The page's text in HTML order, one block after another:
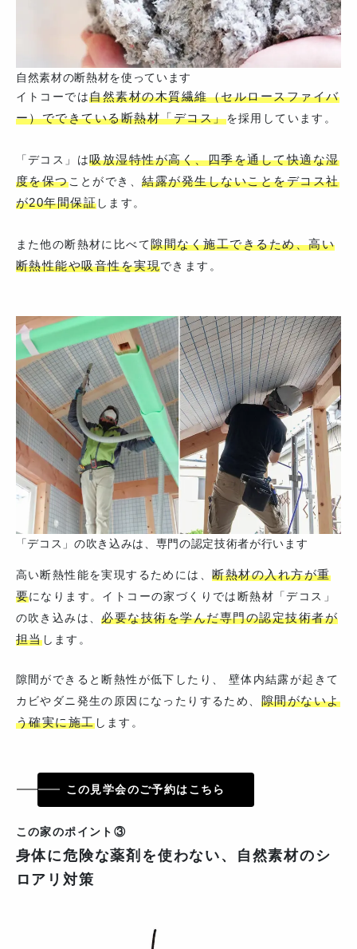
自然素材の断熱材を使っています
イトコーでは自然素材の木質繊維（セルロースファイバ
ー）でできている断熱材「デコス」を採用しています。
「デコス」は吸放湿特性が高く、四季を通して快適な湿
度を保つことができ、 結露が発生しないことをデコス社
が20年間保証します。
また他の断熱材に比べて隙間なく施工できるため、高い
断熱性能や吸音性を実現できます。
「デコス」の吹き込みは、専門の認定技術者が行います
高い断熱性能を実現するためには、 断熱材の入れ方が重
要になります。イトコーの家づくりでは断熱材「デコス」
の吹き込みは、必要な技術を学んだ専門の認定技術者が
担当します。
隙間ができると断熱性が低下したり、 壁体内結露が起きて
カビやダニ発生の原因になったりするため、 隙間がないよ
う確実に施工します。
この見学会のご予約はこちら
この家のポイント③
身体に危険な薬剤を使わない、自然素材のシ
ロアリ対策